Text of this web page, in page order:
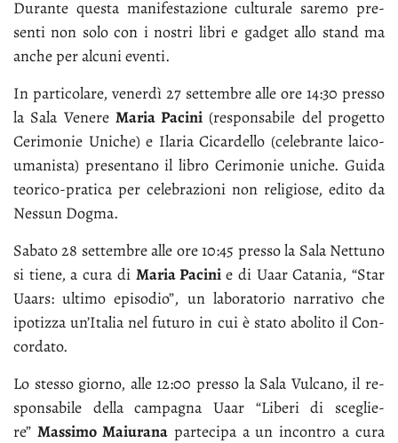
Du­ran­te que­sta ma­ni­fe­sta­zio­ne cul­tu­ra­le sa­re­mo pre­
sen­ti non so­lo con i no­stri li­bri e gad­get al­lo stand ma
an­che per al­cu­ni even­ti.
In par­ti­co­la­re, ve­ner­dì 27 set­tem­bre al­le ore 14:30 pres­so
la Sa­la Ve­ne­re Ma­ria Pa­ci­ni (re­spon­sa­bi­le del pro­get­to
Ce­ri­mo­nie Uni­che) e Ila­ria Ci­car­del­lo (ce­le­bran­te lai­co-
uma­ni­sta) pre­sen­ta­no il li­bro Ce­ri­mo­nie uni­che. Gui­da
teo­ri­co-pra­ti­ca per ce­le­bra­zio­ni non re­li­gio­se, edi­to da
Nes­sun Dog­ma.
Sa­ba­to 28 set­tem­bre al­le ore 10:45 pres­so la Sa­la Net­tu­no
si tie­ne, a cu­ra di Ma­ria Pa­ci­nie di Uaar Ca­ta­nia, “Star
Uaars: ul­ti­mo epi­so­dio”, un la­bo­ra­to­rio nar­ra­ti­vo che
ipo­tiz­za un’I­ta­lia nel fu­tu­ro in cui è sta­to abo­li­to il Con­
cor­da­to.
Lo stes­so gior­no, al­le 12:00 pres­so la Sa­la Vul­ca­no, il re­
spon­sa­bi­le del­la cam­pa­gna Uaar “Li­be­ri di sce­glie­
re” Mas­si­mo Ma­iu­ra­napar­te­ci­pa a un in­con­tro a cu­ra